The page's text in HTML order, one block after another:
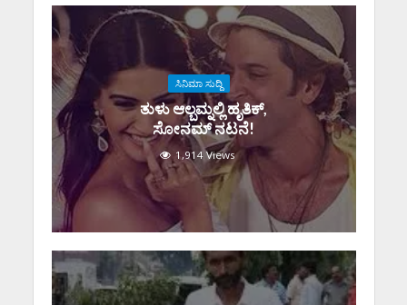
ಸಿನಿಮಾ ಸುದ್ದಿ
ತುಳು ಆಲ್ಬಮ್ನಲ್ಲಿ ಹೃತಿಕ್,
ಸೋನಮ್ ನಟನೆ!
1,914 Views